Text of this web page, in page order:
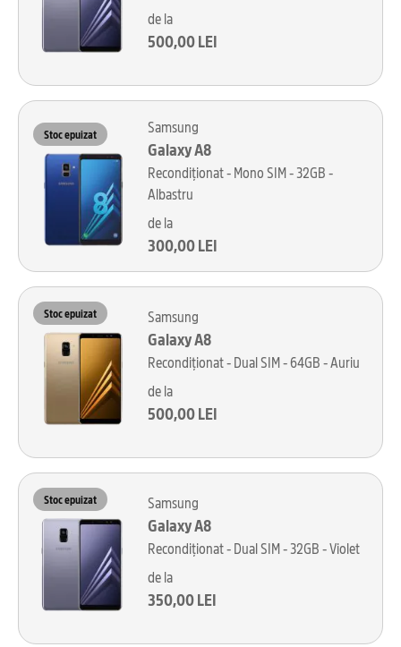
de la
500,00 LEI
Stoc epuizat Samsung
Galaxy A8
Recondiționat - Mono SIM - 32GB -
Albastru
de la
300,00 LEI
Stoc epuizat Samsung
Galaxy A8
Recondiționat - Dual SIM - 64GB - Auriu
de la
500,00 LEI
Stoc epuizat Samsung
Galaxy A8
Recondiționat - Dual SIM - 32GB - Violet
de la
350,00 LEI